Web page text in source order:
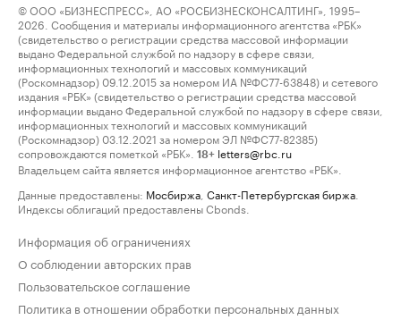
© ООО «БИЗНЕСПРЕСС», АО «РОСБИЗНЕСКОНСАЛТИНГ», 1995–
2026. Сообщения и материалы информационного агентства «РБК»
(свидетельство о регистрации средства массовой информации
выдано Федеральной службой по надзору в сфере связи,
информационных технологий и массовых коммуникаций
(Роскомнадзор) 09.12.2015 за номером ИА №ФС77-63848) и сетевого
издания «РБК» (свидетельство о регистрации средства массовой
информации выдано Федеральной службой по надзору в сфере связи,
информационных технологий и массовых коммуникаций
(Роскомнадзор) 03.12.2021 за номером ЭЛ №ФС77-82385)
сопровождаются пометкой «РБК».
18+ letters@rbc.ru
Владельцем сайта является информационное агентство «РБК».
Данные предоставлены: Мосбиржа Санкт-Петербургская биржа
Индексы облигаций предоставлены Cbonds.
Информация об ограничениях
О соблюдении авторских прав
Пользовательское соглашение
Политика в отношении обработки персональных данных